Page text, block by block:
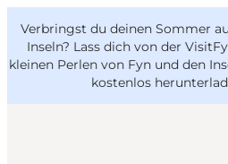
Verbringst du deinen Sommer
Inseln? Lass dich von der
kleinen Perlen von Fyn und den
kostenlos
VisitFyn
Deutsch